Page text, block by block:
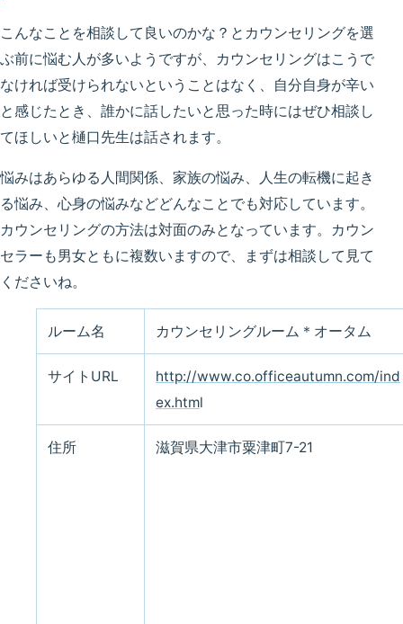
こんなことを相談して良いのかな？とカウンセリングを選
ぶ前に悩む人が多いようですが、カウンセリングはこうで
なければ受けられないということはなく、自分自身が辛い
と感じたとき、誰かに話したいと思った時にはぜひ相談し
てほしいと樋口先生は話されます。
悩みはあらゆる人間関係、家族の悩み、人生の転機に起き
る悩み、心身の悩みなどどんなことでも対応しています。
カウンセリングの方法は対面のみとなっています。カウン
セラーも男女ともに複数いますので、まずは相談して見て
くださいね。
ルーム名 カウンセリングルーム＊オータム
サイトURL
http://www.co.officeautumn.com/ind
ex.html
住所 滋賀県大津市粟津町7-21